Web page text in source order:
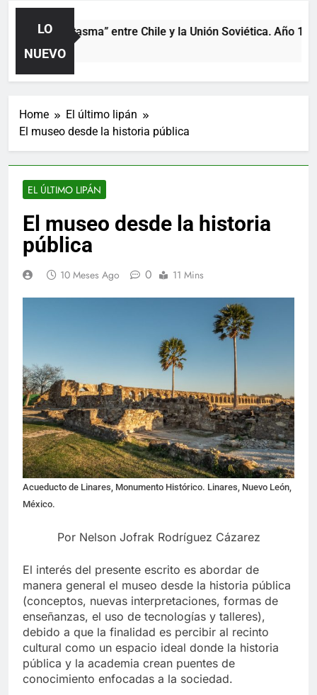
LO
NUEVO
“fantasma” entre Chile y la Unión Soviética. Año 1973
Home
El último lipán
El museo desde la historia pública
EL ÚLTIMO LIPÁN
El museo desde la historia
pública
10 Meses Ago 0 11 Mins
Acueducto de Linares, Monumento Histórico. Linares, Nuevo León,
México.
Por Nelson Jofrak Rodríguez Cázarez
El interés del presente escrito es abordar de
manera general el museo desde la historia pública
(conceptos, nuevas interpretaciones, formas de
enseñanzas, el uso de tecnologías y talleres),
debido a que la finalidad es percibir al recinto
cultural como un espacio ideal donde la historia
pública y la academia crean puentes de
conocimiento enfocadas a la sociedad.